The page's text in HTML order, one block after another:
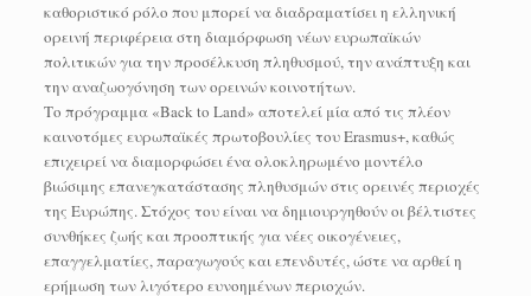
καθοριστικό ρόλο που μπορεί να διαδραματίσει η ελληνική
ορεινή περιφέρεια στη διαμόρφωση νέων ευρωπαϊκών
πολιτικών για την προσέλκυση πληθυσμού, την ανάπτυξη και
την αναζωογόνηση των ορεινών κοινοτήτων.
Το πρόγραμμα «Back to Land» αποτελεί μία από τις πλέον
καινοτόμες ευρωπαϊκές πρωτοβουλίες του Erasmus+, καθώς
επιχειρεί να διαμορφώσει ένα ολοκληρωμένο μοντέλο
βιώσιμης επανεγκατάστασης πληθυσμών στις ορεινές περιοχές
της Ευρώπης. Στόχος του είναι να δημιουργηθούν οι βέλτιστες
συνθήκες ζωής και προοπτικής για νέες οικογένειες,
επαγγελματίες, παραγωγούς και επενδυτές, ώστε να αρθεί η
ερήμωση των λιγότερο ευνοημένων περιοχών.